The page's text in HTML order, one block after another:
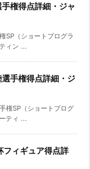
権得点詳細・ジャ
SP（ショートプログラ
ィン ...
手権得点詳細・ジ
権SP（ショートプログ
ティ ...
ィギュア得点詳